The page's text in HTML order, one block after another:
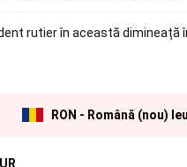
rutier în această dimineață
RON - Română (nou) leu